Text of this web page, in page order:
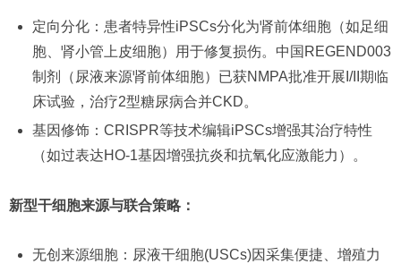
定向分化：患者特异性iPSCs分化为肾前体细胞（如足细
胞、肾小管上皮细胞）用于修复损伤。中国REGEND003
制剂（尿液来源肾前体细胞）已获NMPA批准开展I/II期临
床试验，治疗2型糖尿病合并CKD。
基因修饰：CRISPR等技术编辑iPSCs增强其治疗特性
（如过表达HO-1基因增强抗炎和抗氧化应激能力）。
新型干细胞来源与联合策略：
无创来源细胞：尿液干细胞(USCs)因采集便捷、增殖力